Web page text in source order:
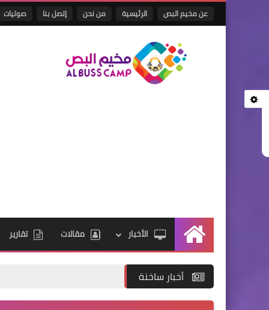
عن مخيم البص الرئيسية من نحن إتصل بنا صوتيات
الرئيسيةالأخبار مقالات تقارير
أخبار ساخنة